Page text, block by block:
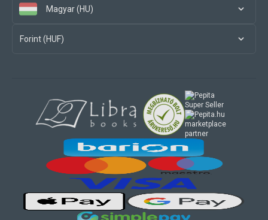
Magyar (HU)
Forint (HUF)
marketplace
partner